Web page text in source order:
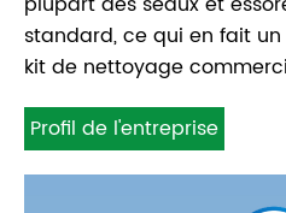
standard, ce qui en fait
kit de nettoyage
Profil de l'entreprise